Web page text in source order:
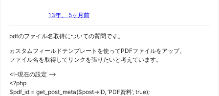
13年、 5ヶ月前
pdfのファイル名取得についての質問です。
カスタムフィールドテンプレートを使ってPDFファイルをアップ。
ファイル名を取得してリンクを張りたいと考えています。
<!–現在の設定 –>
<?php
$pdf_id = get_post_meta($post->ID, ‘PDF資料’, true);